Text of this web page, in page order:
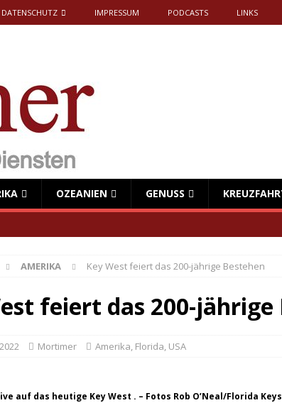
DATENSCHUTZ IMPRESSUM PODCASTS LINKS
OZEANIEN GENUSS
AMERIKA Key West feiert das 200-jährige Bestehen
feiert das 200-jährige
Mortimer Amerika, Florida, USA
auf das heutige Key West . – Fotos Rob O’Neal/Florida